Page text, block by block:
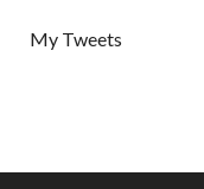
My Tweets